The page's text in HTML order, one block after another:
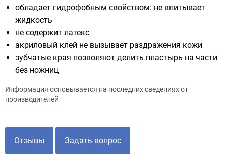
обладает гидрофобным свойством: не впитывает
жидкость
не содержит латекс
акриловый клей не вызывает раздражения кожи
зубчатые края позволяют делить пластырь на части
без ножниц
Информация основывается на последних сведениях от
производителей
Отзывы Задать вопрос